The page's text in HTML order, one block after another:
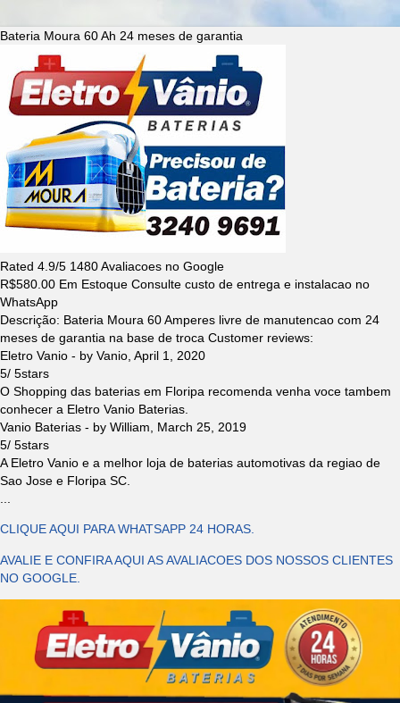
Bateria Moura 60 Ah 24 meses de garantia
Rated 4.9/5 1480Avaliacoes no Google
R$580.00 Em Estoque Consulte custo de entrega e instalacao no
WhatsApp
Descrição: Bateria Moura 60 Amperes livre de manutencao com 24
meses de garantia na base de troca Customer reviews:
Eletro Vanio - by Vanio April 1, 2020
5/ 5stars
O Shopping das baterias em Floripa recomenda venha voce tambem
conhecer a Eletro Vanio Baterias.
Vanio Baterias - by William
March 25, 2019
5/ 5stars
A Eletro Vanio e a melhor loja de baterias automotivas da regiao de
Sao Jose e Floripa SC.
CLIQUE AQUI PARA WHATSAPP 24 HORAS.
AVALIE E CONFIRA AQUI AS AVALIACOES DOS NOSSOS CLIENTES
NO GOOGLE.